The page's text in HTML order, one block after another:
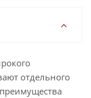
отдельного